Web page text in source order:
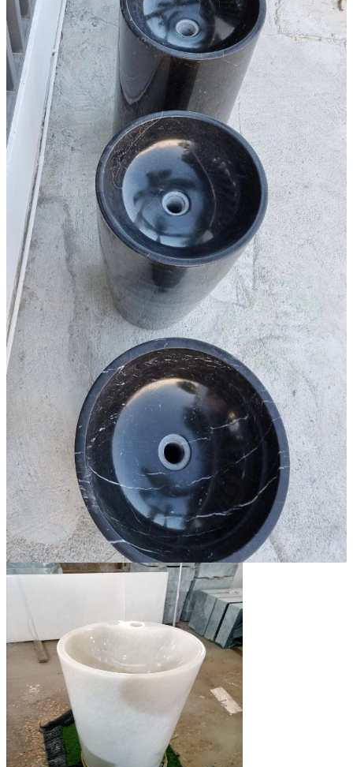
Tranh đá
Tranh Đá Marble Đối Xứng
Tranh Đá Thạch Anh Đối Xứng
Tranh Đá Sơn Thủy Xuyên Sáng
Tranh Đá Granite Đối Xứng
Tranh Đá Xuyên Sáng Onyx
Đá Nội Thất
Chậu Lavabo Đá
Mặt Bàn Lavabo Đá
Đá Bàn Bếp Cao Cấp
Đá Ốp Bếp Tự Nhiên
Các Loại Đá Khác
Kính Màu Ốp Bếp
Mặt Hàng nhập khẩu Container
Vách Tivi ỐP Đá Cao Cấp
Đá Mosaic
Đá Limestone
Đá Onyx
Hoa Văn Đá
Đá Ốp Mặt Tiền
Đá Quartz Alpilus
Đá Thạch Anh
Đá Nhân Tạo
Đá Lát Nền
Đá Cầu Thang